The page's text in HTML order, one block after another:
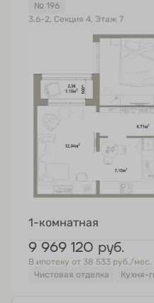
№ 196
3.6-2, Секция 4, Этаж 7
1-комнатная
9 969 120 руб.
В ипотеку от 38 533 руб./мес.
Чистовая отделка
Кухня-